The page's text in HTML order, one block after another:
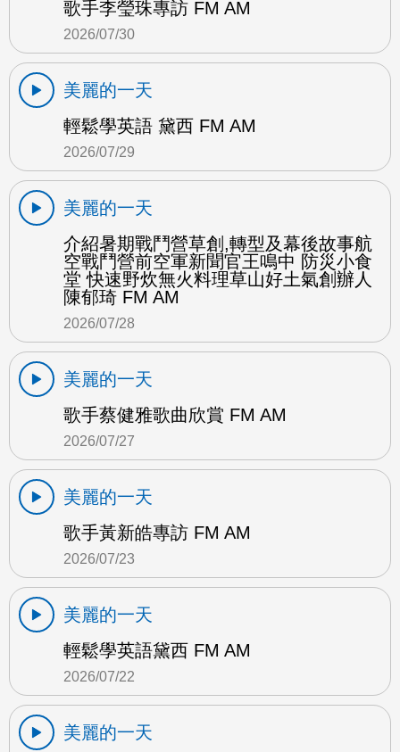
歌手李瑩珠專訪 FM AM
2026/07/30
美麗的一天
輕鬆學英語 黛西 FM AM
2026/07/29
美麗的一天
介紹暑期戰鬥營草創,轉型及幕後故事航
空戰鬥營前空軍新聞官王鳴中 防災小食
堂 快速野炊無火料理草山好土氣創辦人
陳郁琦 FM AM
2026/07/28
美麗的一天
歌手蔡健雅歌曲欣賞 FM AM
2026/07/27
美麗的一天
歌手黃新皓專訪 FM AM
2026/07/23
美麗的一天
輕鬆學英語黛西 FM AM
2026/07/22
美麗的一天